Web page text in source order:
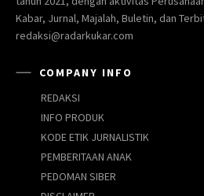
Kabar, Jurnal, Majalah, Buletin, dan
redaksi@radarkukar.com
COMPANY INFO
REDAKSI
INFO PRODUK
KODE ETIK JURNALISTIK
PEMBERITAAN ANAK
PEDOMAN SIBER